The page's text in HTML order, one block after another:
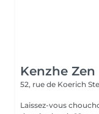
Kenzhe Zen
52, rue de Koerich
Laissez-vous